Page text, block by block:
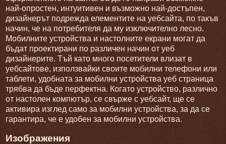
най-опростен, интуитивен и възможно най-достъпен,
дизайнерът подрежда елементите на уебсайта, по такъв
начин, че на потребителя да му изключително лесно.
Мобилните устройства и настолните екрани могат да
бъдат проектирани по различен начин от уеб
дизайнерите. Тъй като много посетители влизат в
уебсайтове, използвайки своите мобилни телефони или
таблети, удобната за мобилни устройства уеб страница
трябва да бъде перфектна. Когато устройство, различно
от настолен компютър, се свърже с уебсайт, ще се
активира изглед само за мобилни устройства, за да се
гарантира, че е удобен за мобилни устройства.
Изображения